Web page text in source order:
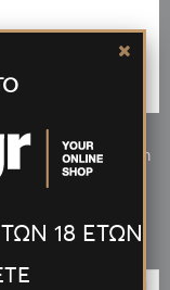
ΚΟΚΚΙΝΟ 164cm
18 ΕΤΩΝ